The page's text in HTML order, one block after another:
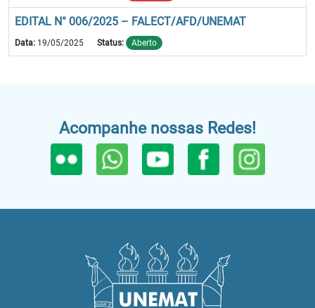
EDITAL N° 006/2025 – FALECT/AFD/UNEMAT
Data: 19/05/2025 Status: Aberto
Acompanhe nossas Redes!